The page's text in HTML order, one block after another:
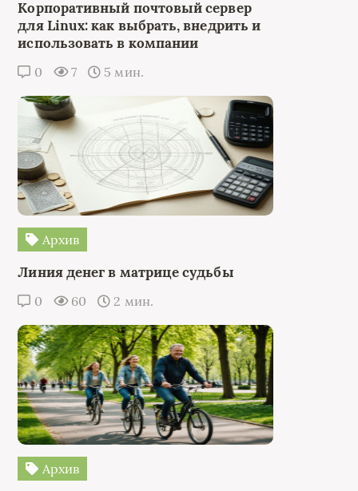
Корпоративный почтовый сервер
для Linux: как выбрать, внедрить и
использовать в компании
0 7 5 мин.
Архив
Линия денег в матрице судьбы
0 60 2 мин.
Архив